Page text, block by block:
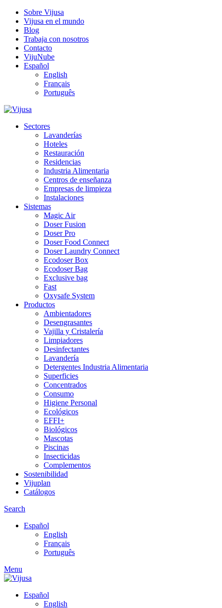
Sobre Vijusa
Vijusa en el mundo
Blog
Trabaja con nosotros
Contacto
VijuNube
Español
English
Français
Português
Sectores
Lavanderías
Hoteles
Restauración
Residencias
Industria Alimentaria
Centros de enseñanza
Empresas de limpieza
Instalaciones
Sistemas
Magic Air
Doser Fusion
Doser Pro
Doser Food Connect
Doser Laundry Connect​
Ecodoser Box
Ecodoser Bag
Exclusive bag
Fast
Oxysafe System
Productos
Ambientadores
Desengrasantes
Vajilla y Cristalería
Limpiadores
Desinfectantes
Lavandería
Detergentes Industria Alimentaria
Superficies
Concentrados
Consumo
Higiene Personal
Ecológicos
EFFI+
Biológicos
Mascotas
Piscinas
Insecticidas
Complementos
Sostenibilidad
Vijuplan
Catálogos
Search
Español
English
Français
Português
Menu
Español
English